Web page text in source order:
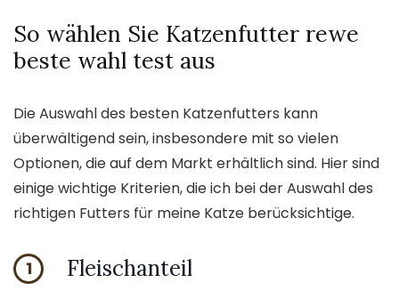
So wählen Sie Katzenfutter rewe
beste wahl test aus
Die Auswahl des besten Katzenfutters kann
überwältigend sein, insbesondere mit so vielen
Optionen, die auf dem Markt erhältlich sind. Hier sind
einige wichtige Kriterien, die ich bei der Auswahl des
richtigen Futters für meine Katze berücksichtige.
1 Fleischanteil